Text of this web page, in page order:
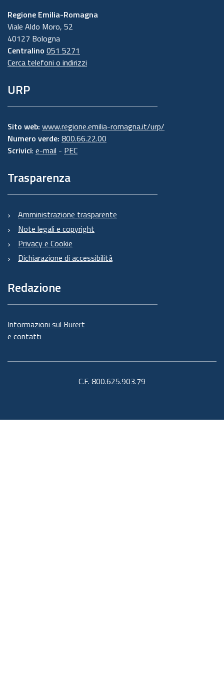
Regione Emilia-Romagna
Viale Aldo Moro, 52
40127 Bologna
Centralino 051 5271
Cerca telefoni o indirizzi
URP
Sito web: www.regione.emilia-romagna.it/urp/
Numero verde: 800.66.22.00
Scrivici: e-mail - PEC
Trasparenza
Amministrazione trasparente
Note legali e copyright
Privacy e Cookie
Dichiarazione di accessibilità
Redazione
Informazioni sul Burert
e contatti
C.F. 800.625.903.79